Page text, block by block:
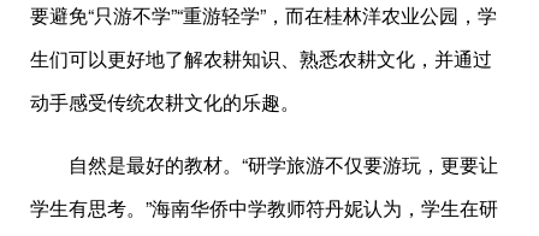
要避免“只游不学”“重游轻学”，而在桂林洋农业公园，学
生们可以更好地了解农耕知识、熟悉农耕文化，并通过
动手感受传统农耕文化的乐趣。
自然是最好的教材。“研学旅游不仅要游玩，更要让
学生有思考。”海南华侨中学教师符丹妮认为，学生在研